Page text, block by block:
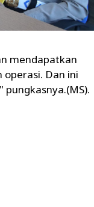
mendapatkan
Dan ini